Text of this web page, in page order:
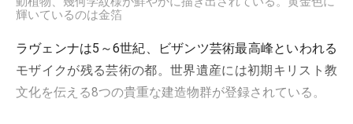
輝いているのは金箔
ラヴェンナは5～6世紀、ビザンツ芸術最高峰といわれる
モザイクが残る芸術の都。世界遺産には初期キリスト教
文化を伝える8つの貴重な建造物群が登録されている。